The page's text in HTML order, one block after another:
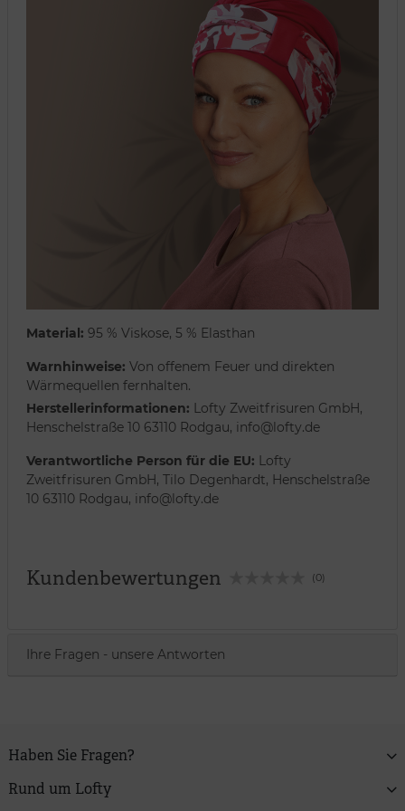
Material: 95 % Viskose, 5 % Elasthan
Warnhinweise: Von offenem Feuer und direkten
Wärmequellen fernhalten.
Herstellerinformationen: Lofty Zweitfrisuren GmbH,
Henschelstraße 10 63110 Rodgau, info@lofty.de
Verantwortliche Person für die EU: Lofty
Zweitfrisuren GmbH, Tilo Degenhardt, Henschelstraße
10 63110 Rodgau, info@lofty.de
Kundenbewertungen (0)
Ihre Fragen - unsere Antworten
Haben Sie Fragen?
Rund um Lofty